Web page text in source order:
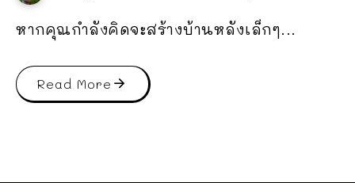
หากคุณกำลังคิดจะสร้างบ้านหลังเล็กๆ...
Read More